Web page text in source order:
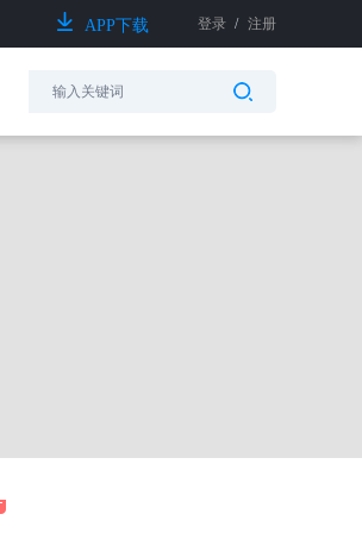
APP下载 登录 / 注册